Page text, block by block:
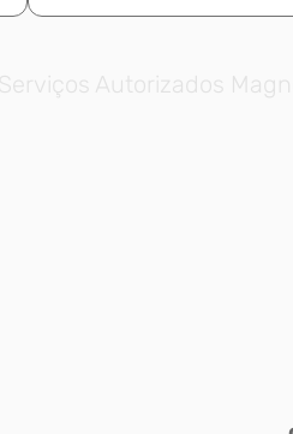
Serviços Autorizados